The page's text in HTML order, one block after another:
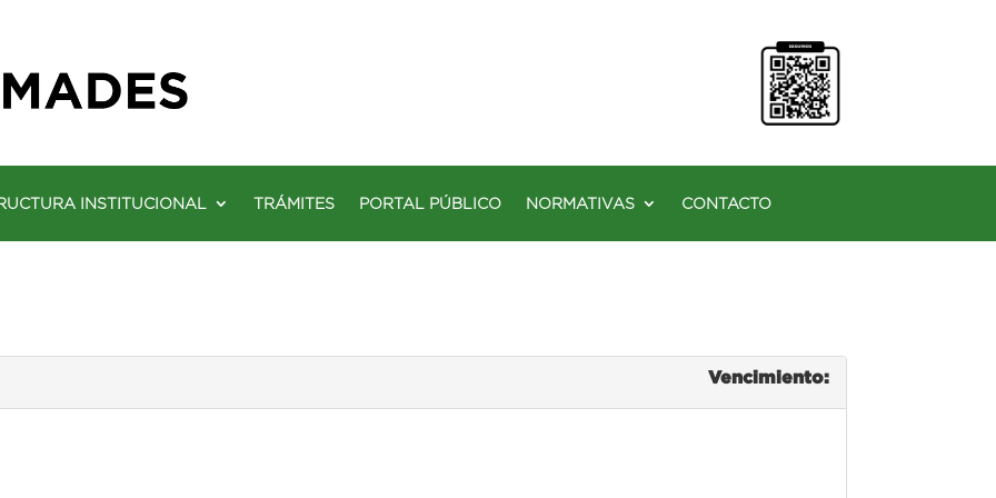
INSTITUCIONAL TRÁMITES PORTAL PÚBLICO NORMATIVAS CONTACTO
Vencimiento: